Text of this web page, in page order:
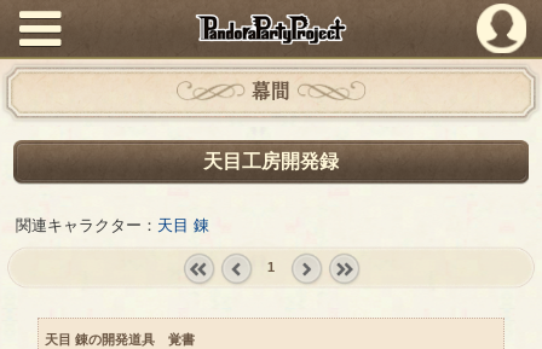
PandoraPartyProject
幕間
天目工房開発録
関連キャラクター： 天目 錬
prev
1
天目 錬の開発道具 覚書